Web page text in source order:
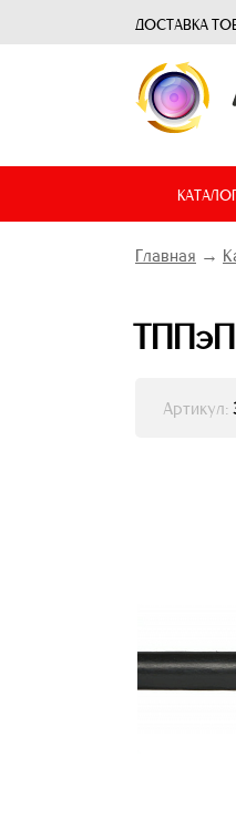
ДОСТАВКА
Главная →
ТППэП
Артикул: